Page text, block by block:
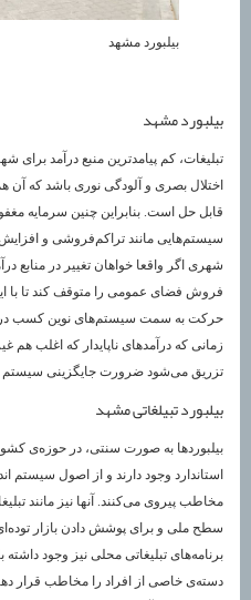
بیلبورد مشهد
بیلبورد مشهد
تبلیغات، کم پیامدترین منبع درآمد
اختلال بصری و آلودگی نوری باشد که
قابل حل است. بنابراین چنین سرمایه
سیستم‌هایی مانند تراکم‌فروشی و
شهری اگر واقعا خواهان تغییر در منابع
فروش فضای عمومی را متوقف کند تا با
حرکت به سمت سیستم‌های نوین کسب
زمانی که درآمدهای ناپایدار که اغلب
تزریق می‌شود ضرورت جایگزینی
بیلبورد تبیلغاتی مشهد
بیلبوردها به صورت سنتی، در حوزه‌‌ی
استاندارد وجود دارند و از اصول سیستم
مخاطب پیروی می‌کنند. آنها نیز مانند
سطح ملی و برای پوشش دادن بازار
برنامه‌های تبلیغاتی محلی نیز وجود
دسته‌ی خاصی از افراد را مخاطب قرار